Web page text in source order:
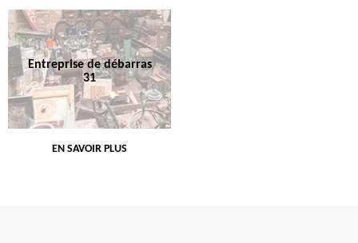
Entreprise de débarras
31
EN SAVOIR PLUS